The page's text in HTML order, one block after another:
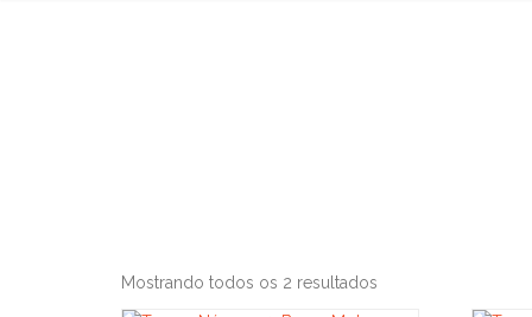
Mostrando todos os 2 resultados